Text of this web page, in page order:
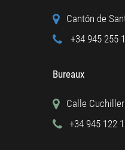
Cantón de
+34 945 255
Bureaux
Calle
+34 945 122